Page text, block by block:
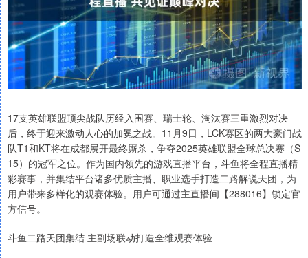
17支英雄联盟顶尖战队历经入围赛、瑞士轮、淘汰赛三重激烈对决
后，终于迎来激动人心的加冕之战。11月9日，LCK赛区的两大豪门战
队T1和KT将在成都展开最终厮杀，争夺2025英雄联盟全球总决赛（S
15）的冠军之位。作为国内领先的游戏直播平台，斗鱼将全程直播精
彩赛事，并集结平台诸多优质主播、职业选手打造二路解说天团，为
用户带来多样化的观赛体验。用户可通过主直播间【288016】锁定官
方信号。
斗鱼二路天团集结 主副场联动打造全维观赛体验